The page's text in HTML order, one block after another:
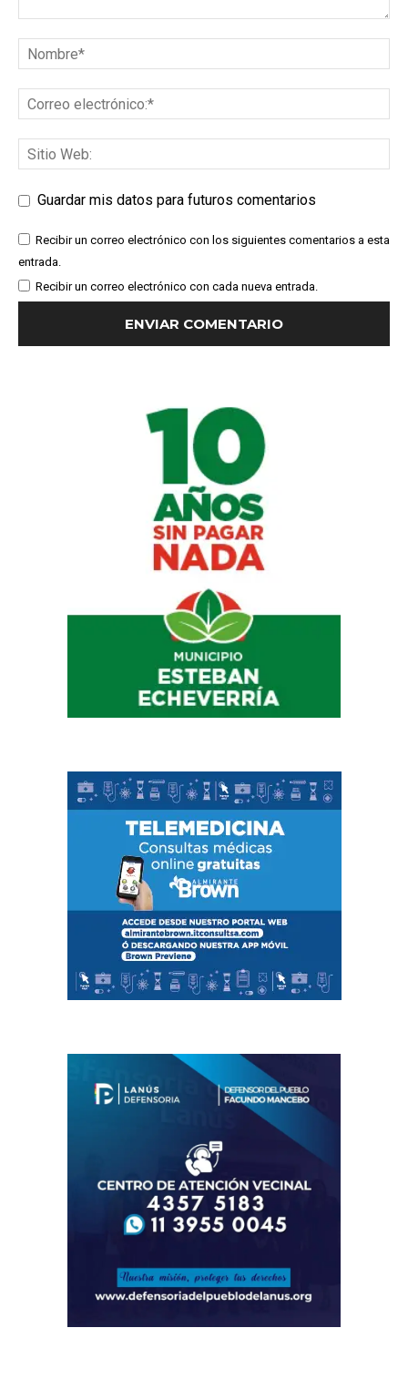
Guardar mis datos para futuros comentarios
Recibir un correo electrónico con los siguientes comentarios a esta
entrada.
Recibir un correo electrónico con cada nueva entrada.